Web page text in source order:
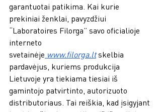
garantuotai patikima. Kai kurie
prekiniai ženklai, pavyzdžiui
“Laboratoires Filorga” savo oficialioje
interneto
svetainėje www.filorga.lt skelbia
pardavėjus, kuriems produkcija
Lietuvoje yra tiekiama tiesiai iš
gamintojo patvirtinto, autorizuoto
distributoriaus. Tai reiškia, kad įsigyjant